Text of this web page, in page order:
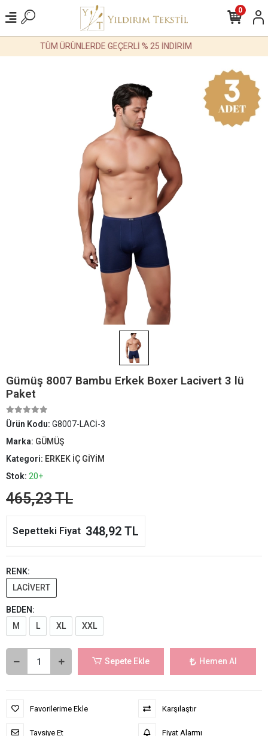
TÜM ÜRÜNLERDE GEÇERLİ % 25 İNDİRİM
0
Gümüş 8007 Bambu Erkek Boxer Lacivert 3 lü
Paket
Ürün Kodu: G8007-LACİ-3
Marka: GÜMÜŞ
Kategori: ERKEK İÇ GİYİM
Stok: 20+
465,23 TL
Sepetteki Fiyat 348,92 TL
RENK:
LACİVERT
BEDEN:
M
L XL XXL
Sepete Ekle Hemen Al
Favorilerime Ekle
Tavsiye Et
Karşılaştır
Fiyat Alarmı